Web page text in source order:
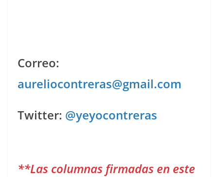
Correo:
aureliocontreras@gmail.com
Twitter: @yeyocontreras
**Las columnas firmadas en este